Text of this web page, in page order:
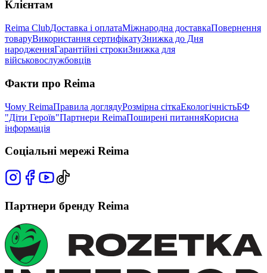
Клієнтам
Reima ClubДоставка і оплатаМіжнародна доставкаПовернення
товаруВикористання сертифікатуЗнижка до Дня
народженняГарантійні строкиЗнижка для
військовослужбовців
Факти про Reima
Чому ReimaПравила доглядуРозмірна сіткаЕкологічністьБФ
"Діти Героїв"Партнери ReimaПоширені питанняКорисна
інформація
Соціальні мережі Reima
Партнери бренду Reima